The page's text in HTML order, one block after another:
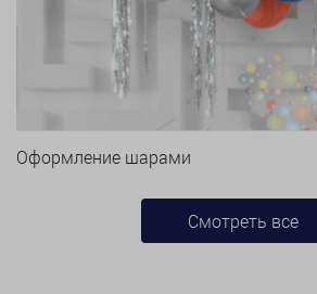
Оформление шарами
Смотреть все